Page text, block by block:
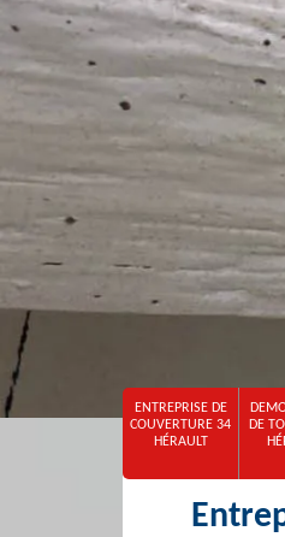
ENTREPRISE DE
COUVERTURE 34
HÉRAULT
DE